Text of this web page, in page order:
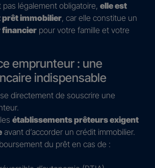
pas légalement obligatoire, elle est
prêt immobilier, car elle constitue un
financier pour votre famille et votre
emprunteur : une
indispensable
directement de souscrire une
établissements prêteurs exigent
avant d’accorder un crédit immobilier.
du prêt en cas de :